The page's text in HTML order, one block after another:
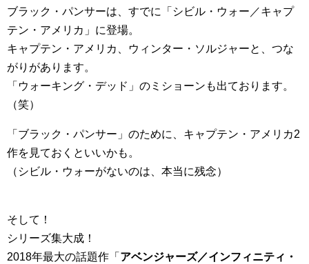
ブラック・パンサーは、すでに「シビル・ウォー／キャプ
テン・アメリカ」に登場。
キャプテン・アメリカ、ウィンター・ソルジャーと、つな
がりがあります。
「ウォーキング・デッド」のミショーンも出ております。
（笑）
「ブラック・パンサー」のために、キャプテン・アメリカ2
作を見ておくといいかも。
（シビル・ウォーがないのは、本当に残念）
そして！
シリーズ集大成！
2018年最大の話題作「 アベンジャーズ／インフィニティ・